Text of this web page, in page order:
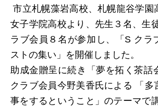
会員専用
MEMBERS ONLY
市立札幌藻岩高校、札幌龍谷学園
女子学院高校より、先生３名、生
ラブ会員８名が参加し、「S クラ
ストの集い」を開催しました。
助成金贈呈に続き「夢を拓く茶話
クラブ会員今野美香氏による 「多
事をするということ」のテーマで